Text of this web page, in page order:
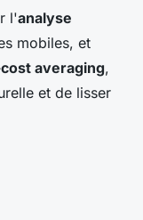
l'analyse
mobiles, et
averaging,
et de lisser